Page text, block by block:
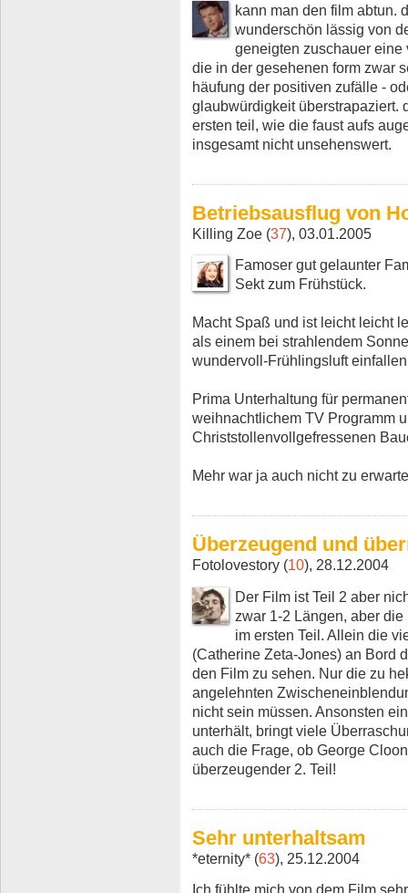
kann man den film abtun.
wunderschön lässig von
geneigten zuschauer
die in der gesehenen form zwar
häufung der positiven zufälle -
glaubwürdigkeit überstrapaziert.
ersten teil, wie die faust aufs
insgesamt nicht unsehenswert.
Betriebsausflug von
Killing Zoe (37), 03.01.2005
Famoser gut gelaunter
Sekt zum Frühstück.
Macht Spaß und ist leicht leicht
als einem bei strahlendem
wundervoll-Frühlingsluft
Prima Unterhaltung für
weihnachtlichem TV Programm
Christstollenvollgefressenen
Mehr war ja auch nicht zu
Überzeugend und
Fotolovestory (10), 28.12.2004
Der Film ist Teil 2 aber
zwar 1-2 Längen, aber
im ersten Teil. Allein die
(Catherine Zeta-Jones) an Bord
den Film zu sehen. Nur die zu
angelehnten
nicht sein müssen. Ansonsten
unterhält, bringt viele
auch die Frage, ob George
überzeugender 2. Teil!
Sehr unterhaltsam
*eternity* (63), 25.12.2004
Ich fühlte mich von dem Film